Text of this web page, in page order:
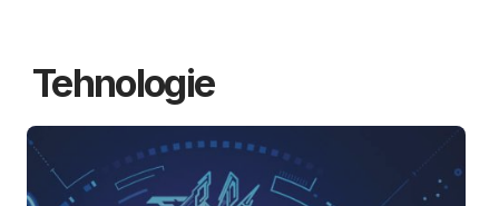
Tehnologie